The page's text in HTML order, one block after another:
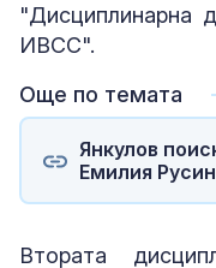
"Дисциплинарна
ИВСС".
Още по темата
Янкулов
Емилия
Втората